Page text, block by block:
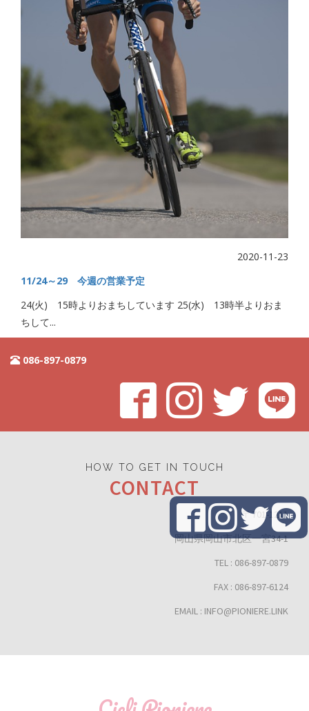
2020-11-23
11/24～29 今週の営業予定
24(火) 15時よりおまちしています 25(水) 13時半よりおま
ちして...
086-897-0879
HOW TO GET IN TOUCH
CONTACT
〒701-1211
岡山県岡山市北区一宮34-1
TEL : 086-897-0879
FAX : 086-897-6124
EMAIL : INFO@PIONIERE.LINK